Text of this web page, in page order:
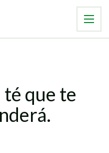
té que te